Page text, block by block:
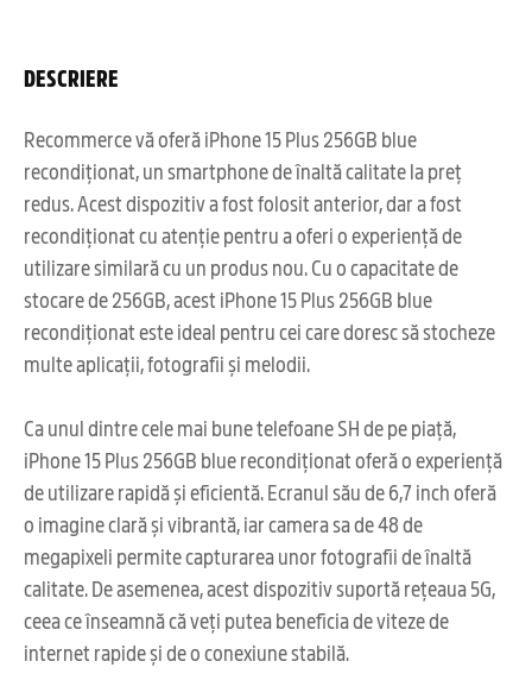
DESCRIERE
Recommerce vă oferă iPhone 15 Plus 256GB blue
recondiționat, un smartphone de înaltă calitate la preț
redus. Acest dispozitiv a fost folosit anterior, dar a fost
recondiționat cu atenție pentru a oferi o experiență de
utilizare similară cu un produs nou. Cu o capacitate de
stocare de 256GB, acest iPhone 15 Plus 256GB blue
recondiționat este ideal pentru cei care doresc să stocheze
multe aplicații, fotografii și melodii.
Ca unul dintre cele mai bune telefoane SH de pe piață,
iPhone 15 Plus 256GB blue recondiționat oferă o experiență
de utilizare rapidă și eficientă. Ecranul său de 6,7 inch oferă
o imagine clară și vibrantă, iar camera sa de 48 de
megapixeli permite capturarea unor fotografii de înaltă
calitate. De asemenea, acest dispozitiv suportă rețeaua 5G,
ceea ce înseamnă că veți putea beneficia de viteze de
internet rapide și de o conexiune stabilă.